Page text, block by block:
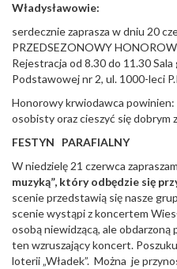
Władysławowie:
serdecznie zaprasza w dniu 20
PRZEDSEZONOWY
Rejestracja od 8.30 do 11.30 Sala
Podstawowej nr 2, ul. 1000-leci
Honorowy krwiodawca
osobisty oraz cieszyć się dobrym
FESTYN PARAFIALNY
W niedzielę 21 czerwca
muzyką”, który odbędzie się
scenie przedstawią się nasze
scenie wystąpi z koncertem
osobą niewidzącą, ale obdarzoną
ten wzruszający koncert.
loterii „Władek”. Można je